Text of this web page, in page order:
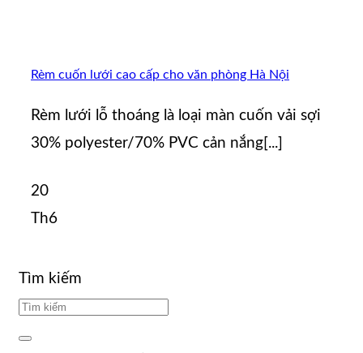
Rèm cuốn lưới cao cấp cho văn phòng Hà Nội
Rèm lưới lỗ thoáng là loại màn cuốn vải sợi
30% polyester/70% PVC cản nắng[...]
20
Th6
Tìm kiếm